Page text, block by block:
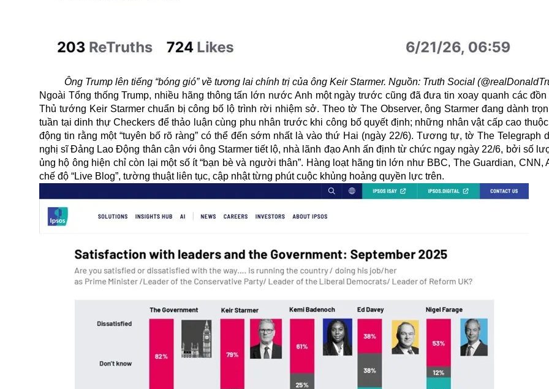
Ông Trump lên tiếng “bóng gió” về tương lai chính trị của ông Keir Starmer. Nguồn: Truth Social
Ngoài Tổng thống Trump, nhiều hãng thông tấn lớn nước Anh một ngày trước cũng đã đưa tin xoay quanh các đồn
Thủ tướng Keir Starmer chuẩn bị công bố lộ trình rời nhiệm sở. Theo tờ The Observer, ông Starmer đang dành
tuần tại dinh thự Checkers để thảo luận cùng phu nhân trước khi công bố quyết định; những nhân vật cấp cao
động tin rằng một “tuyên bố rõ ràng” có thể đến sớm nhất là vào thứ Hai (ngày 22/6). Tương tự, tờ The Telegraph
nghị sĩ Đảng Lao Động thân cận với ông Starmer tiết lộ, nhà lãnh đạo Anh ấn định từ chức ngay ngày 22/6, bởi số
ủng hộ ông hiện chỉ còn lại một số ít “bạn bè và người thân”. Hàng loạt hãng tin lớn như BBC, The Guardian, CNN,
chế độ “Live Blog”, tường thuật liên tục, cập nhật từng phút cuộc khủng hoảng quyền lực trên.